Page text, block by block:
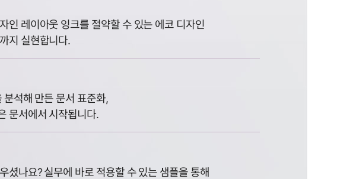
인 레이아웃 잉크를 절약할 수 있는 에코 디자인
지 실현합니다.
석해 만든 문서 표준화,
문서에서 시작됩니다.
셨나요? 실무에 바로 적용할 수 있는 샘플을 통해